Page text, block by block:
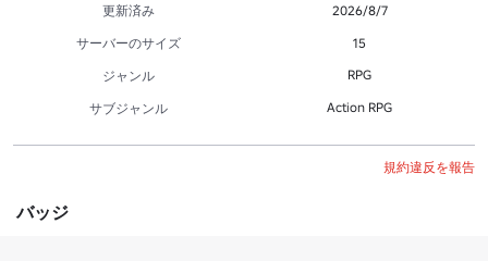
更新済み
2026/8/7
サーバーのサイズ
15
ジャンル
RPG
サブジャンル Action RPG
規約違反を報告
バッジ